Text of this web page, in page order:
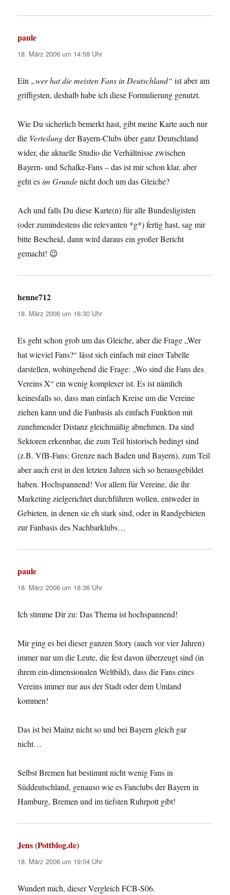
paule
18. März 2006 um 14:58 Uhr
Ein „wer hat die meisten Fans in Deutschland“ ist aber am
griffigsten, deshalb habe ich diese Formulierung genutzt.
Wie Du sicherlich bemerkt hast, gibt meine Karte auch nur
die Verteilungder Bayern-Clubs über ganz Deutschland
wider, die aktuelle Studio die Verhältnisse zwischen
Bayern- und Schalke-Fans – das ist mir schon klar, aber
geht esim Grundenicht doch um das Gleiche?
Ach und falls Du diese Karte(n) für alle Bundesligisten
(oder zumindestens die relevanten *g*) fertig hast, sag mir
bitte Bescheid, dann wird daraus ein großer Bericht
gemacht! 😉
henne712
18. März 2006 um 16:30 Uhr
Es geht schon grob um das Gleiche, aber die Frage „Wer
hat wieviel Fans?“ lässt sich einfach mit einer Tabelle
darstellen, wohingehend die Frage: „Wo sind die Fans des
Vereins X“ ein wenig komplexer ist. Es ist nämlich
keinesfalls so, dass man einfach Kreise um die Vereine
ziehen kann und die Fanbasis als einfach Funktion mit
zunehmender Distanz gleichmäßig abnehmen. Da sind
Sektoren erkennbar, die zum Teil historisch bedingt sind
(z.B. VfB-Fans: Grenze nach Baden und Bayern), zum Teil
aber auch erst in den letzten Jahren sich so herausgebildet
haben. Hochspannend! Vor allem für Vereine, die ihr
Marketing zielgerichtet durchführen wollen, entweder in
Gebieten, in denen sie eh stark sind, oder in Randgebieten
zur Fanbasis des Nachbarklubs…
paule
18. März 2006 um 18:36 Uhr
Ich stimme Dir zu: Das Thema ist hochspannend!
Mir ging es bei dieser ganzen Story (auch vor vier Jahren)
immer nur um die Leute, die fest davon überzeugt sind (in
ihrem ein-dimensionalen Weltbild), dass die Fans eines
Vereins immer nur aus der Stadt oder dem Umland
kommen!
Das ist bei Mainz nicht so und bei Bayern gleich gar
nicht…
Selbst Bremen hat bestimmt nicht wenig Fans in
Süddeutschland, genauso wie es Fanclubs der Bayern in
Hamburg, Bremen und im tiefsten Ruhrpott gibt!
Jens (Pottblog.de)
18. März 2006 um 19:04 Uhr
Wundert mich, dieser Vergleich FCB-S06.